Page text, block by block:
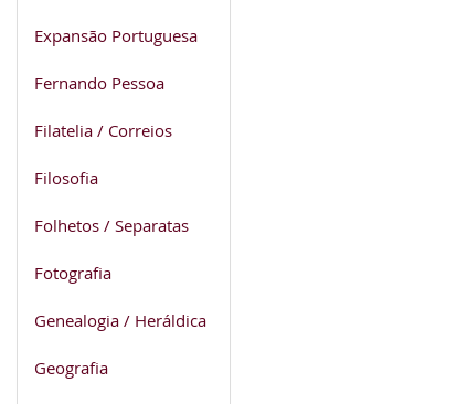
Expansão Portuguesa
Fernando Pessoa
Filatelia / Correios
Filosofia
Folhetos / Separatas
Fotografia
Genealogia / Heráldica
Geografia